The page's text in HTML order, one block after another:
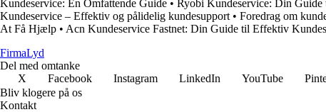
Kundeservice: En Omfattende Guide • Ryobi Kundeservice: Din
Kundeservice – Effektiv og pålidelig kundesupport • Foredrag om
At Få Hjælp • Acn Kundeservice Fastnet: Din Guide til Effektiv
FirmaLyd
Del med omtanke
X
Facebook Instagram LinkedIn YouTube
Bliv klogere på os
Kontakt